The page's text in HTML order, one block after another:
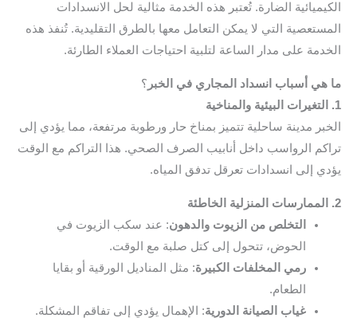
الكيميائية الضارة. تُعتبر هذه الخدمة مثالية لحل الانسدادات
المستعصية التي لا يمكن التعامل معها بالطرق التقليدية. تُنفذ هذه
الخدمة على مدار الساعة لتلبية احتياجات العملاء الطارئة.
ما هي أسباب انسداد المجاري في الخبر ؟
1. التغيرات البيئية والمناخية
الخبر مدينة ساحلية تتميز بمناخ حار ورطوبة مرتفعة، مما يؤدي إلى
تراكم الرواسب داخل أنابيب الصرف الصحي. هذا التراكم مع الوقت
يؤدي إلى انسدادات تعرقل تدفق المياه.
2. الممارسات المنزلية الخاطئة
التخلص من الزيوت والدهون: عند سكب الزيوت في
الحوض، تتحول إلى كتل صلبة مع الوقت.
رمي المخلفات الكبيرة: مثل المناديل الورقية أو بقايا
الطعام.
غياب الصيانة الدورية: الإهمال يؤدي إلى تفاقم المشكلة.